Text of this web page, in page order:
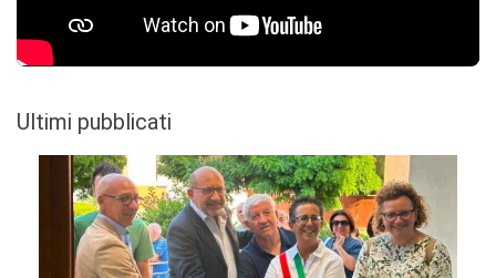
Ultimi pubblicati